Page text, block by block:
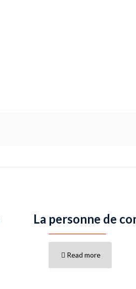
La personne de
Read more